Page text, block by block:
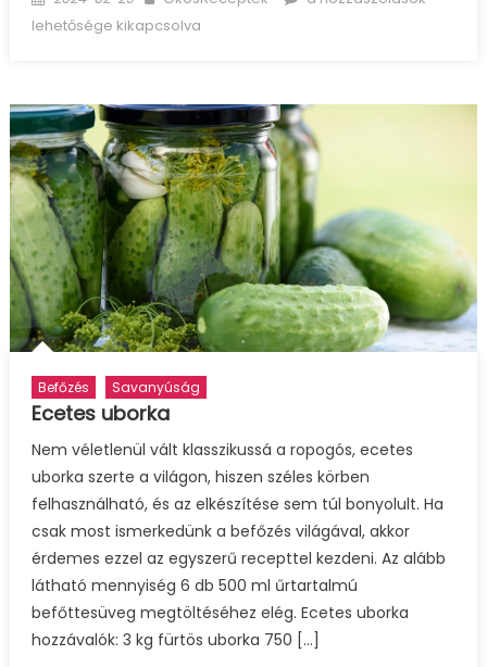
on
lehetősége kikapcsolva
Befőzés Savanyúság
Ecetes uborka
Nem véletlenül vált klasszikussá a ropogós, ecetes
uborka szerte a világon, hiszen széles körben
felhasználható, és az elkészítése sem túl bonyolult. Ha
csak most ismerkedünk a befőzés világával, akkor
érdemes ezzel az egyszerű recepttel kezdeni. Az alább
látható mennyiség 6 db 500 ml űrtartalmú
befőttesüveg megtöltéséhez elég. Ecetes uborka
hozzávalók: 3 kg fürtös uborka 750 […]